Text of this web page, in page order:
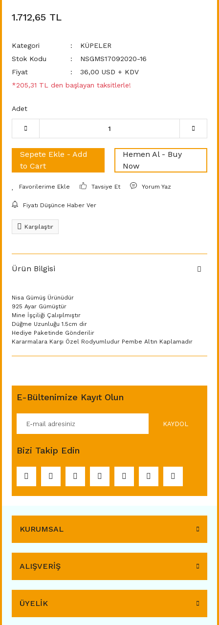
1.712,65 TL
Kategori
KÜPELER
Stok Kodu
NSGMS17092020-16
Fiyat
36,00 USD + KDV
*205,31 TL den başlayan taksitlerle!
Adet
Sepete Ekle - Add
to Cart
Hemen Al - Buy
Now
Tavsiye Et Yorum Yaz
Fiyatı Düşünce Haber Ver
Karşılaştır
Ürün Bilgisi
Nisa Gümüş Ürünüdür
925 Ayar Gümüştür
Mine İşçiliği Çalışılmıştır
Düğme Uzunluğu 1.5cm dir
Hediye Paketinde Gönderilir
Kararmalara Karşı Özel Rodyumludur Pembe Altın Kaplamadır
E-Bültenimize Kayıt Olun
KAYDOL
Bizi Takip Edin
KURUMSAL
ALIŞVERİŞ
ÜYELİK